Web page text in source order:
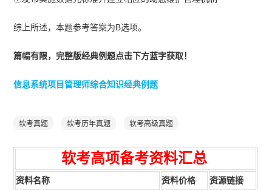
综上所述，本题参考答案为B选项。
篇幅有限，完整版经典例题点击下方蓝字获取！
信息系统项目管理师综合知识经典例题
软考真题 软考历年真题 软考高级真题
软考高项备考资料汇总
资料名称 资料价格 资源链接